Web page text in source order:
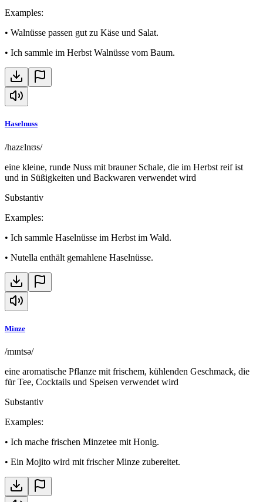
Examples:
• Walnüsse passen gut zu Käse und Salat.
• Ich sammle im Herbst Walnüsse vom Baum.
Haselnuss
/hazɛlnʊs/
eine kleine, runde Nuss mit brauner Schale, die im Herbst reif ist
und in Süßigkeiten und Backwaren verwendet wird
Substantiv
Examples:
• Ich sammle Haselnüsse im Herbst im Wald.
• Nutella enthält gemahlene Haselnüsse.
Minze
/mɪntsə/
eine aromatische Pflanze mit frischem, kühlenden Geschmack, die
für Tee, Cocktails und Speisen verwendet wird
Substantiv
Examples:
• Ich mache frischen Minzetee mit Honig.
• Ein Mojito wird mit frischer Minze zubereitet.